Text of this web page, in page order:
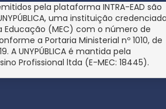
pela plataforma INTRA-EAD são
uma instituição
Educação (MEC) com o número de
a Portaria Ministerial nº 1010, de
A UNYPÚBLICA é mantida pela
Profissional ltda (E-MEC: 18445).